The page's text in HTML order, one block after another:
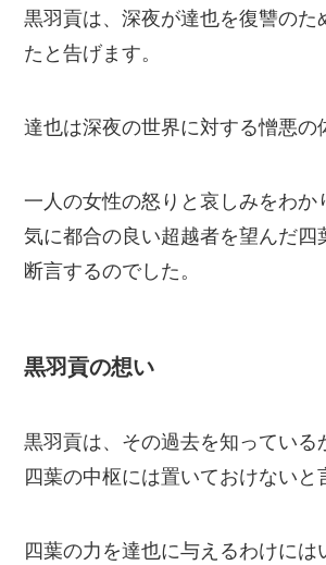
黒羽貢は、深夜が達也を復讐のた
たと告げます。
達也は深夜の世界に対する憎悪の
一人の女性の怒りと哀しみをわか
気に都合の良い超越者を望んだ四
断言するのでした。
黒羽貢の想い
黒羽貢は、その過去を知っている
四葉の中枢には置いておけないと
四葉の力を達也に与えるわけには